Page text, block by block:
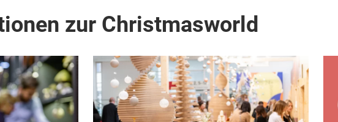
zur Christmasworld